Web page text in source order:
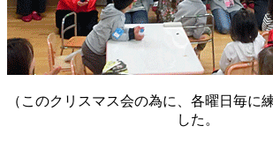
（このクリスマス会の為に、各曜日毎に
した。